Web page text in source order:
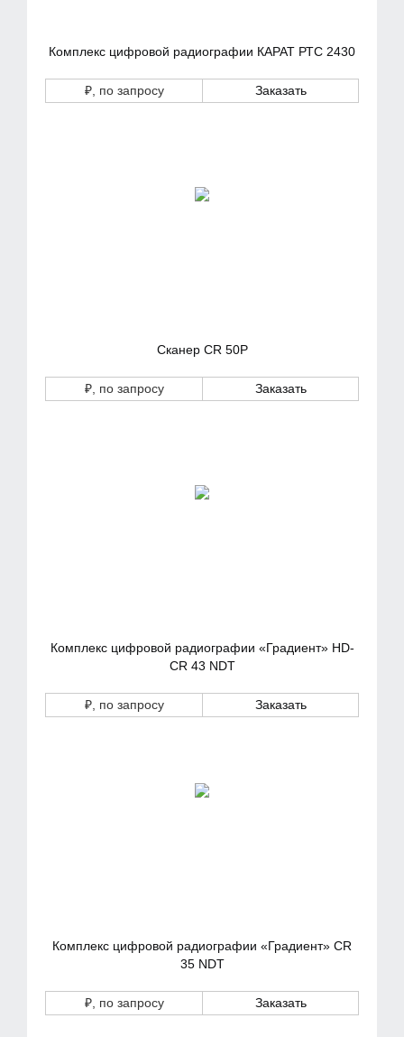
Комплекс цифровой радиографии КАРАТ РТС 2430
₽, по запросу Заказать
Сканер CR 50P
₽, по запросу Заказать
Комплекс цифровой радиографии «Градиент» HD-
CR 43 NDT
₽, по запросу Заказать
Комплекс цифровой радиографии «Градиент» CR
35 NDT
₽, по запросу Заказать